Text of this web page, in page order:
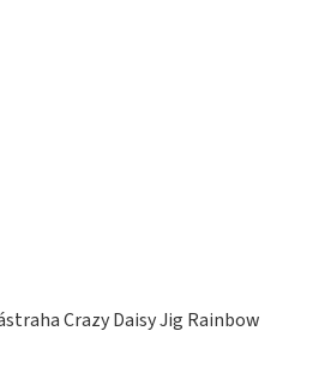
Crazy Daisy Jig Rainbow